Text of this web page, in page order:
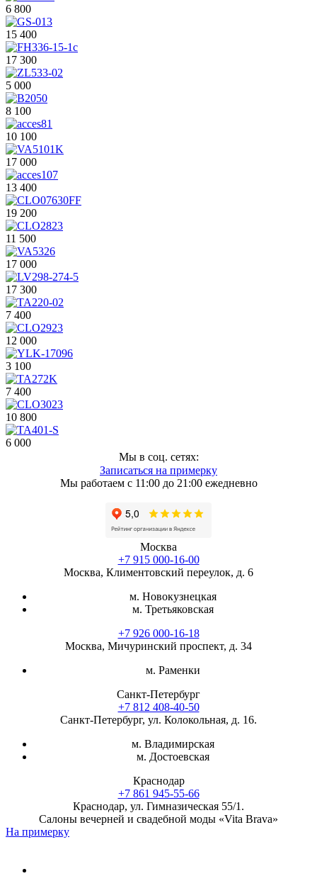
6 800
15 400
17 300
5 000
8 100
10 100
17 000
13 400
19 200
11 500
17 000
17 300
7 400
12 000
3 100
7 400
10 800
6 000
Мы в соц. сетях:
Записаться на примерку
Мы работаем с 11:00 до 21:00 ежедневно
Москва
+7 915 000-16-00
Москва, Климентовский переулок, д. 6
м. Новокузнецкая
м. Третьяковская
+7 926 000-16-18
Москва, Мичуринский проспект, д. 34
м. Раменки
Санкт-Петербург
+7 812 408-40-50
Санкт-Петербург, ул. Колокольная, д. 16.
м. Владимирская
м. Достоевская
Краснодар
+7 861 945-55-66
Краснодар, ул. Гимназическая 55/1.
Салоны вечерней и свадебной моды «Vita Brava»
На примерку